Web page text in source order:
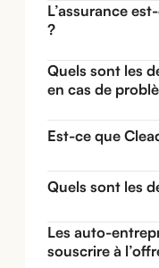
L’assurance
?
Quels sont les
en cas de
Est-ce que
Quels sont les
Les auto-
souscrire à